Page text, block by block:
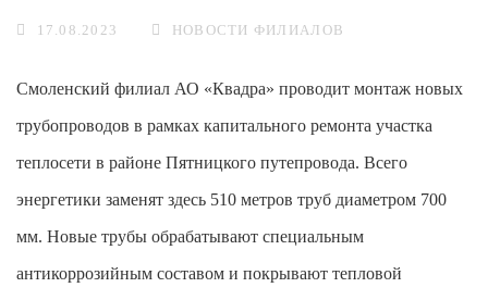
17.08.2023 НОВОСТИ ФИЛИАЛОВ
Смоленский филиал АО «Квадра» проводит монтаж новых
трубопроводов в рамках капитального ремонта участка
теплосети в районе Пятницкого путепровода. Всего
энергетики заменят здесь 510 метров труб диаметром 700
мм. Новые трубы обрабатывают специальным
антикоррозийным составом и покрывают тепловой